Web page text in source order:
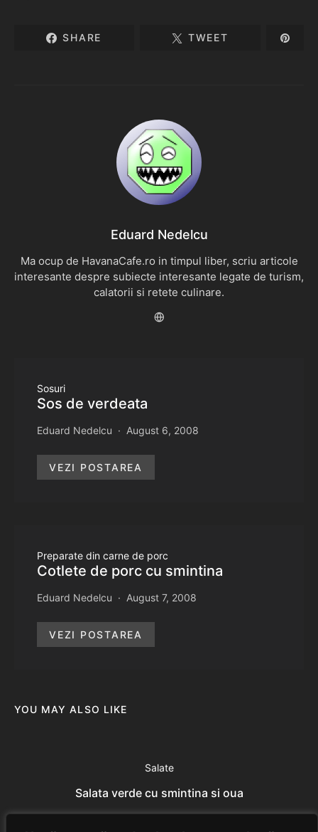
SHARE TWEET
Eduard Nedelcu
Ma ocup de HavanaCafe.ro in timpul liber, scriu articole
interesante despre subiecte interesante legate de turism,
calatorii si retete culinare.
Sosuri
Sos de verdeata
Eduard Nedelcu August 6, 2008
VEZI POSTAREA
Preparate din carne de porc
Cotlete de porc cu smintina
Eduard Nedelcu August 7, 2008
VEZI POSTAREA
YOU MAY ALSO LIKE
Salate
Salata verde cu smintina si oua
Eduard Nedelcu July 7, 2014